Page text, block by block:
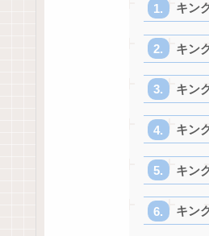
キン
キン
キン
キン
キン
キン